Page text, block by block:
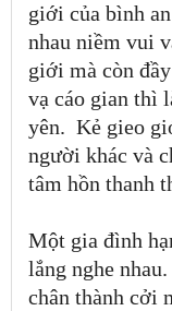
giới của bình
nhau niềm vui
giới mà còn
vạ cáo gian thì
yên. Kẻ gieo
người khác và
tâm hồn thanh
Một gia đình
lắng nghe
chân thành cởi